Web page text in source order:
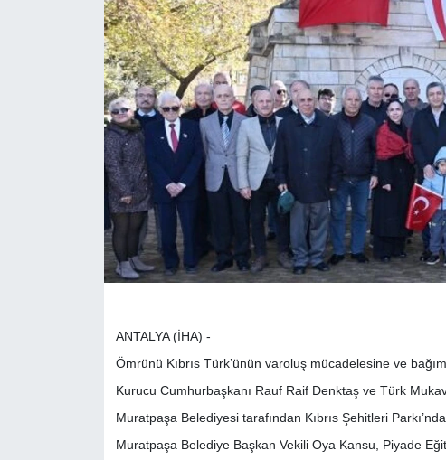
ANTALYA (İHA) -
Ömrünü Kıbrıs Türk’ünün varoluş mücadelesine ve
Kurucu Cumhurbaşkanı Rauf Raif Denktaş ve Türk
Muratpaşa Belediyesi tarafından Kıbrıs Şehitleri
Muratpaşa Belediye Başkan Vekili Oya Kansu, Piyade